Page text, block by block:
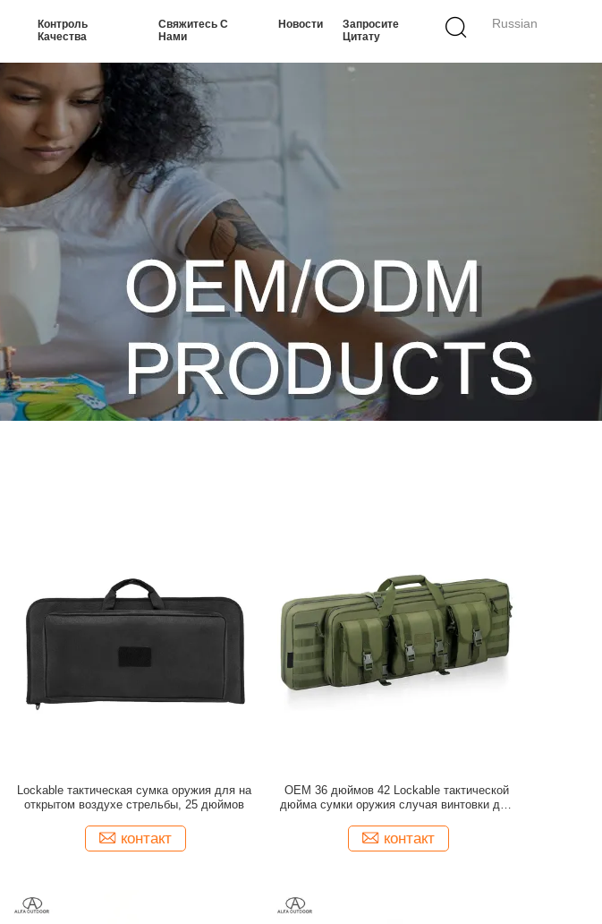
Russian
Контроль
Качества
Свяжитесь С
Нами
Новости
Запросите
Цитату
Lockable тактическая сумка оружия для на
открытом воздухе стрельбы, 25 дюймов
контакт
OEM 36 дюймов 42 Lockable тактической
дюйма сумки оружия случая винтовки для
контакт